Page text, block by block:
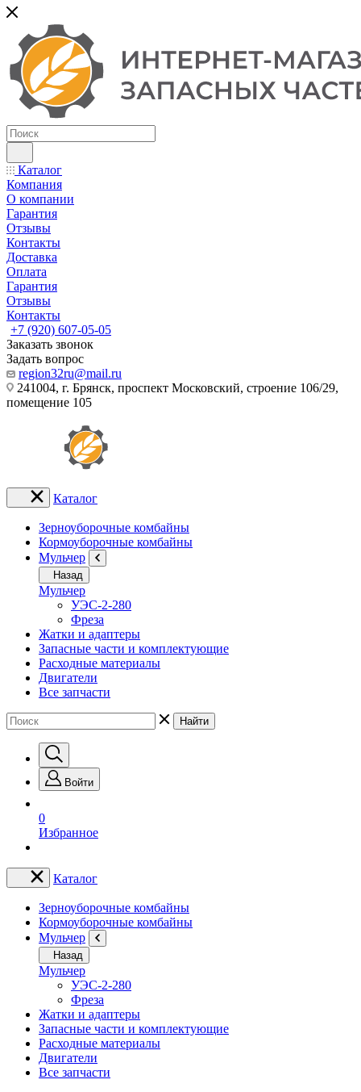
Каталог
Компания
О компании
Гарантия
Отзывы
Контакты
Доставка
Оплата
Гарантия
Отзывы
Контакты
+7 (920) 607-05-05
Заказать звонок
Задать вопрос
region32ru@mail.ru
241004, г. Брянск, проспект Московский, строение 106/29,
помещение 105
Каталог
Зерноуборочные комбайны
Кормоуборочные комбайны
Мульчер
Назад
Мульчер
УЭС-2-280
Фреза
Жатки и адаптеры
Запасные части и комплектующие
Расходные материалы
Двигатели
Все запчасти
Найти
Войти
0
Избранное
Каталог
Зерноуборочные комбайны
Кормоуборочные комбайны
Мульчер
Назад
Мульчер
УЭС-2-280
Фреза
Жатки и адаптеры
Запасные части и комплектующие
Расходные материалы
Двигатели
Все запчасти